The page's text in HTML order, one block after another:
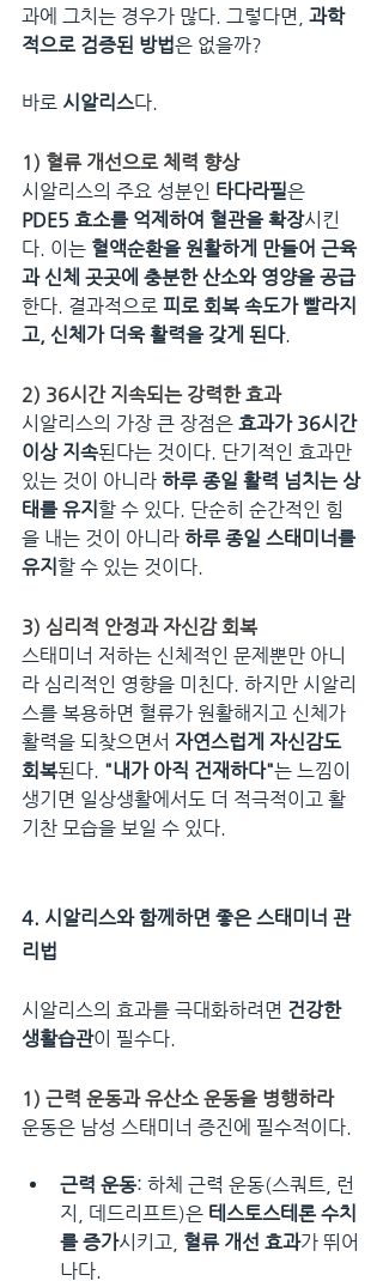
과에 그치는 경우가 많다. 그렇다면, 과학
적으로 검증된 방법은 없을까?
바로 시알리스다.
1) 혈류 개선으로 체력 향상
시알리스의 주요 성분인 타다라필은
PDE5 효소를 억제하여 혈관을 확장시킨
다. 이는 혈액순환을 원활하게 만들어 근육
과 신체 곳곳에 충분한 산소와 영양을 공급
한다. 결과적으로 피로 회복 속도가 빨라지
고, 신체가 더욱 활력을 갖게 된다.
2) 36시간 지속되는 강력한 효과
시알리스의 가장 큰 장점은 효과가 36시간
이상 지속된다는 것이다. 단기적인 효과만
있는 것이 아니라 하루 종일 활력 넘치는 상
태를 유지 할 수 있다. 단순히 순간적인 힘
을 내는 것이 아니라 하루 종일 스태미너를
유지 할 수 있는 것이다.
3) 심리적 안정과 자신감 회복
스태미너 저하는 신체적인 문제뿐만 아니
라 심리적인 영향을 미친다. 하지만 시알리
스를 복용하면 혈류가 원활해지고 신체가
활력을 되찾으면서 자연스럽게 자신감도
회복된다. "내가 아직 건재하다"는 느낌이
생기면 일상생활에서도 더 적극적이고 활
기찬 모습을 보일 수 있다.
4. 시알리스와 함께하면 좋은 스태미너 관
리법
시알리스의 효과를 극대화하려면 건강한
생활습관이 필수다.
1) 근력 운동과 유산소 운동을 병행하라
운동은 남성 스태미너 증진에 필수적이다.
근력 운동: 하체 근력 운동(스쿼트, 런
지, 데드리프트)은 테스토스테론 수치
를 증가시키고, 혈류 개선 효과가 뛰어
나다.